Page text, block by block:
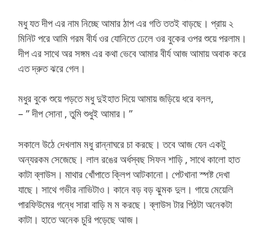
মধু যত দীপ এর নাম নিচ্ছে আমার ঠাপ এর গতি ততই বাড়ছে। প্রায় ২
মিনিট পরে আমি গরম বীর্য ওর যোনিতে ঢেলে ওর বুকের ওপর শুয়ে পরলাম।
দীপ এর সাথে অর সঙ্গম এর কথা ভেবে আমার বীর্য আজ আমায় অবাক করে
এত দ্রুত ঝরে গেল।
মধুর বুকে শুয়ে পড়তে মধু দুইহাত দিয়ে আমায় জড়িয়ে ধরে বলল,
– ” দীপ সোনা , তুমি শুধুই আমার। ”
সকালে উঠে দেখলাম মধু রান্নাঘরে চা করছে। তবে আজ যেন একটু
অন্যরকম সেজেছে। লাল রঙের অর্ধস্বছ সিফন শাড়ি , সাথে কালো হাত
কাটা ব্লাউস। মাথার খোঁপাতে ক্লিপ আটকানো। পেটখানা স্পষ্ট দেখা
যাছে। সাথে গভীর নাভিটাও। কানে বড় বড় ঝুমক দুল। গায়ে মেয়েলি
পারফিউমের গন্ধে সারা বাড়ি ম ম করছে। ব্লাউস টার পিঠটা অনেকটা
কাটা। হাতে অনেক চুরি পড়েছে আজ।